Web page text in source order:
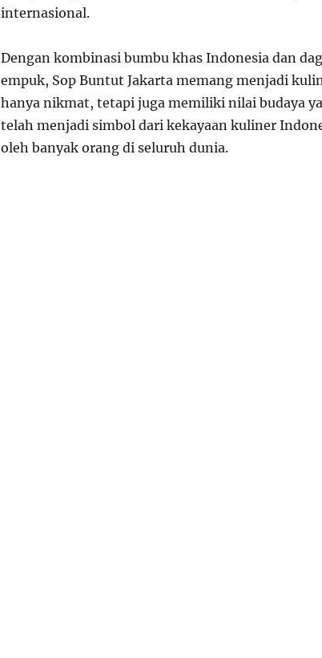
internasional.
Dengan kombinasi bumbu khas Indonesia dan
empuk, Sop Buntut Jakarta memang menjadi
hanya nikmat, tetapi juga memiliki nilai budaya
telah menjadi simbol dari kekayaan kuliner
oleh banyak orang di seluruh dunia.